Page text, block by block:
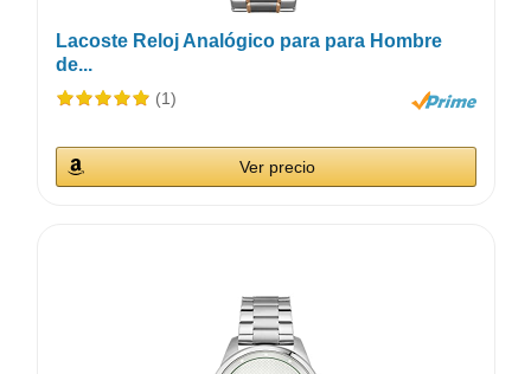
Lacoste Reloj Analógico para para Hombre
de...
(1)
Ver precio